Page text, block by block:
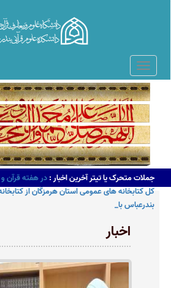
جملات متحرک یا تیتر آخرین اخبار :در هفته قرآن
کل کتابخانه های عمومی استان هرمزگان از
بندرعباس بازدید کرد_
اخبار